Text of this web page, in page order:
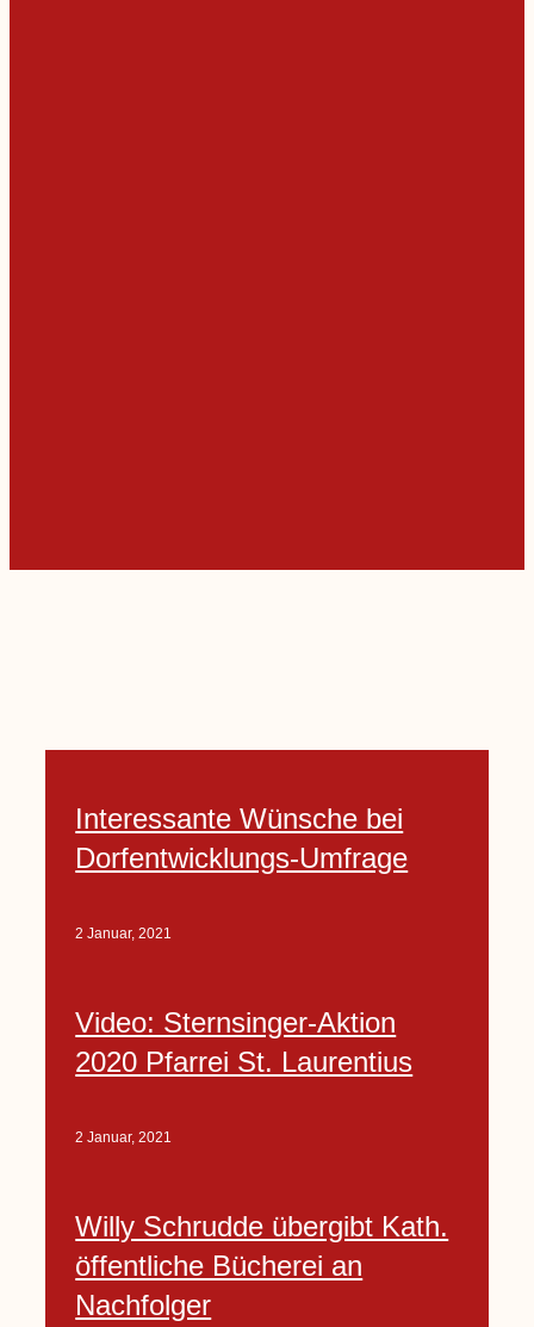
Interessante Wünsche bei
Dorfentwicklungs-Umfrage
2 Januar, 2021
Video: Sternsinger-Aktion
2020 Pfarrei St. Laurentius
2 Januar, 2021
Willy Schrudde übergibt Kath.
öffentliche Bücherei an
Nachfolger